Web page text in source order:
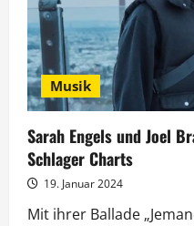
Musik
Sarah Engels und Joel
Schlager Charts
19. Januar 2024
Mit ihrer Ballade